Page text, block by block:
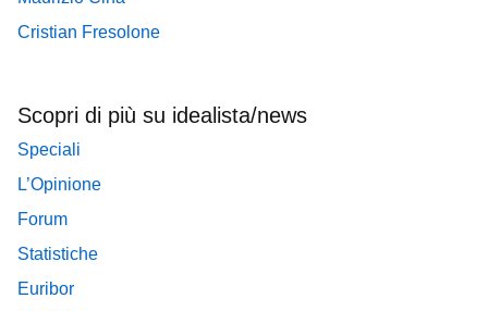
Cristian Fresolone
Scopri di più su idealista/news
Speciali
L’Opinione
Forum
Statistiche
Euribor